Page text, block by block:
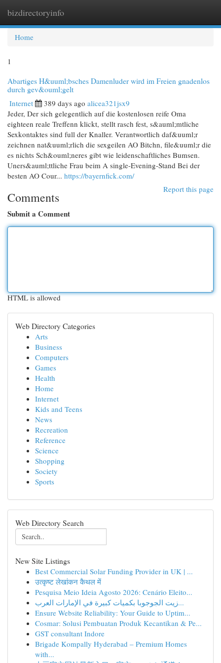
bizdirectoryinfo
Home
1
Abartiges H&uuml;bsches Damenluder wird im Freien gnadenlos
durch gev&ouml;gelt
Internet 389 days ago alicea321jsx9
Jeder, Der sich gelegentlich auf die kostenlosen reife Oma
eighteen reale Treffenn klickt, stellt rasch fest, s&auml;mtliche
Sexkontaktes sind full der Knaller. Verantwortlich daf&uuml;r
zeichnen nat&uuml;rlich die sexgeilen AO Bitchn, file&uuml;r die
es nichts Sch&ouml;neres gibt wie leidenschaftliches Bumsen.
Uners&auml;ttliche Frau beim A single-Evening-Stand Bei der
besten AO Cour... https://bayernfick.com/
Report this page
Comments
Submit a Comment
HTML is allowed
Web Directory Categories
Arts
Business
Computers
Games
Health
Home
Internet
Kids and Teens
News
Recreation
Reference
Science
Shopping
Society
Sports
Web Directory Search
New Site Listings
Best Commercial Solar Funding Provider in UK | ...
उत्कृष्ट लेखांकन कैथल में
Pesquisa Meio Ideia Agosto 2026: Cenário Eleito...
زيت الجوجوبا بكميات كبيرة في الإمارات العرب...
Ensure Website Reliability: Your Guide to Uptim...
Cosmar: Solusi Pembuatan Produk Kecantikan & Pe...
GST consultant Indore
Brigade Kompally Hyderabad – Premium Homes
with...